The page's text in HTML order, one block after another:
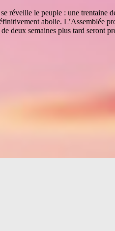
réveille le peuple : une
abolie. L’Assemblée
deux semaines plus tard seront